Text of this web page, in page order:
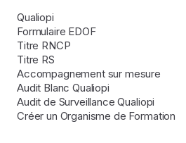
Qualiopi
Formulaire EDOF
Titre RNCP
Titre RS
Accompagnement sur mesure
Audit Blanc Qualiopi
Audit de Surveillance Qualiopi
Créer un Organisme de Formation